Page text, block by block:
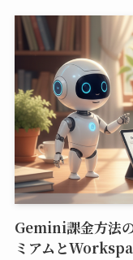
Gemini課金方法
ミアムと